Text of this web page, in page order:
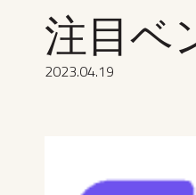
注目ベ
2023.04.19